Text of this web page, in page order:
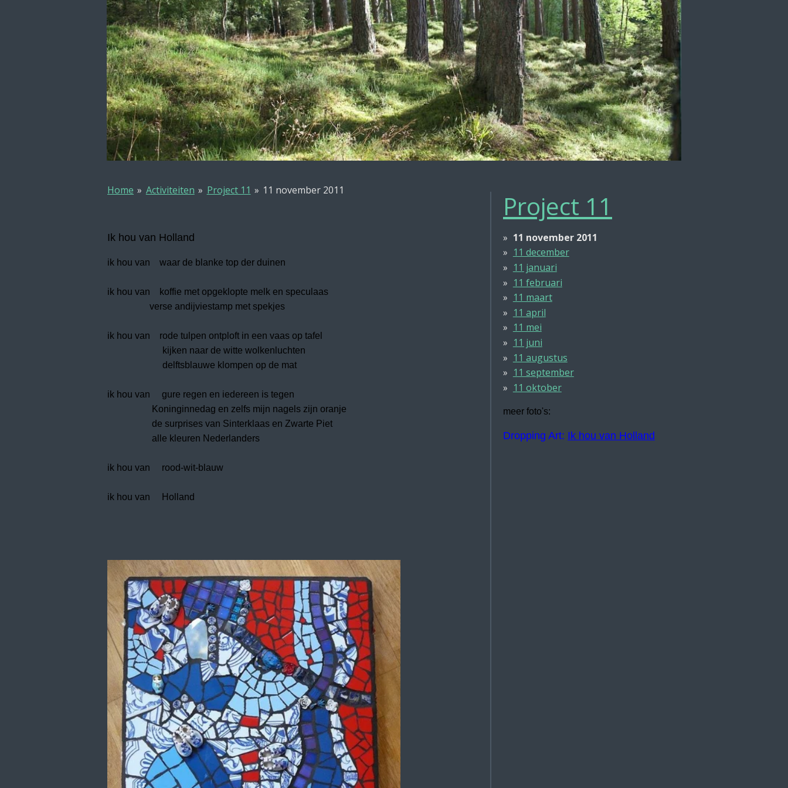
Home » Activiteiten » Project 11 » 11 november 2011
Ik hou van Holland
ik hou van waar de blanke top der duinen
ik hou van koffie met opgeklopte melk en speculaas
verse andijviestamp met spekjes
ik hou van rode tulpen ontploft in een vaas op tafel
kijken naar de witte wolkenluchten
delftsblauwe klompen op de mat
ik hou van gure regen en iedereen is tegen
Koninginnedag en zelfs mijn nagels zijn oranje
de surprises van Sinterklaas en Zwarte Piet
alle kleuren Nederlanders
ik hou van rood-wit-blauw
ik hou van Holland
Project 11
11 november 2011
11 december
11 januari
11 februari
11 maart
11 april
11 mei
11 juni
11 augustus
11 september
11 oktober
meer foto's:
Dropping Art: Ik hou van Holland